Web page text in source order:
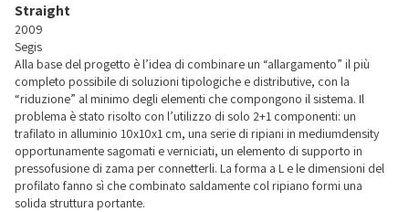
Straight
2009
Segis
Alla base del progetto è l’idea di combinare un “allargamento” il più
completo possibile di soluzioni tipologiche e distributive, con la
“riduzione” al minimo degli elementi che compongono il sistema. Il
problema è stato risolto con l’utilizzo di solo 2+1 componenti: un
trafilato in alluminio 10x10x1 cm, una serie di ripiani in mediumdensity
opportunamente sagomati e verniciati, un elemento di supporto in
pressofusione di zama per connetterli. La forma a L e le dimensioni del
profilato fanno sì che combinato saldamente col ripiano formi una
solida struttura portante.